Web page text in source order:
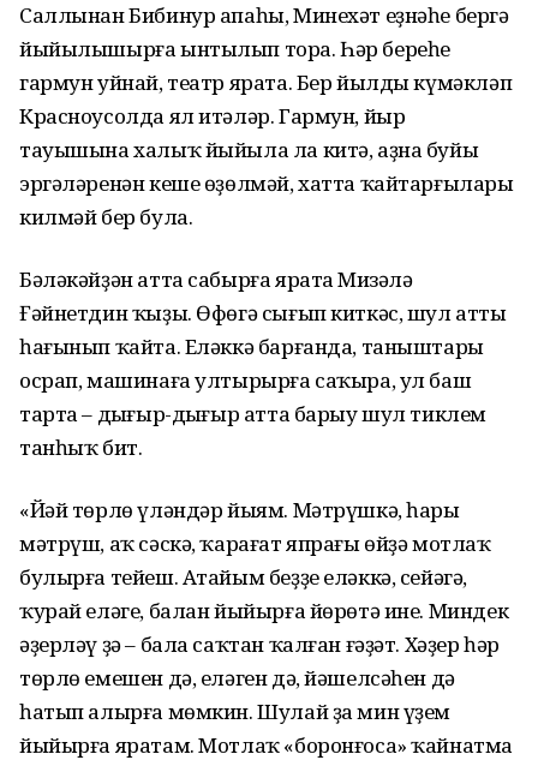
Саллынан Бибинур апаһы, Минехәт еҙнәһе бергә
йыйылышырға ынтылып тора. Һәр береһе
гармун уйнай, театр ярата. Бер йылды күмәкләп
Красноусолда ял итәләр. Гармун, йыр
тауышына халыҡ йыйыла ла китә, аҙна буйы
эргәләренән кеше өҙөлмәй, хатта ҡайтарғылары
килмәй бер була.
Бәләкәйҙән атта сабырға ярата Миңзәлә
Ғәйнетдин ҡыҙы. Өфөгә сығып киткәс, шул атты
һағынып ҡайта. Еләккә барғанда, таныштары
осрап, машинаға ултырырға саҡыра, ул баш
тарта – дыңғыр-дыңғыр атта барыу шул тиклем
танһыҡ бит.
«Йәй төрлө үләндәр йыям. Мәтрүшкә, һары
мәтрүш, аҡ сәскә, ҡарағат япрағы өйҙә мотлаҡ
булырға тейеш. Атайым беҙҙе еләккә, сейәгә,
ҡурай еләге, балан йыйырға йөрөтә ине. Миндек
әҙерләү ҙә – бала саҡтан ҡалған ғәҙәт. Хәҙер һәр
төрлө емешен дә, еләген дә, йәшелсәһен дә
һатып алырға мөмкин. Шулай ҙа мин үҙем
йыйырға яратам. Мотлаҡ «боронғоса» ҡайнатма